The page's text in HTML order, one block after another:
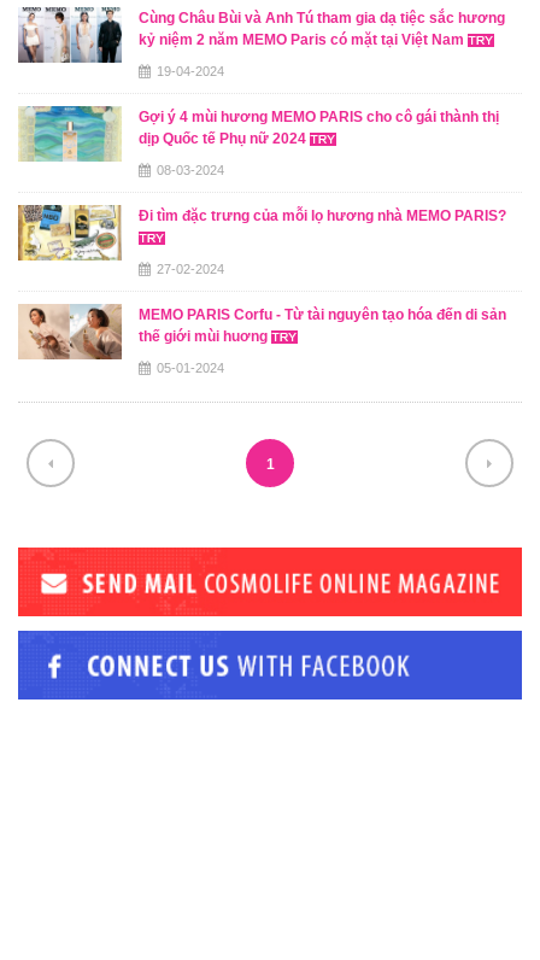
Cùng Châu Bùi và Anh Tú tham gia dạ tiệc sắc hương
kỷ niệm 2 năm MEMO Paris có mặt tại Việt Nam
19-04-2024
Gợi ý 4 mùi hương MEMO PARIS cho cô gái thành thị
dịp Quốc tế Phụ nữ 2024
08-03-2024
Đi tìm đặc trưng của mỗi lọ hương nhà MEMO PARIS?
27-02-2024
MEMO PARIS Corfu - Từ tài nguyên tạo hóa đến di sản
thế giới mùi huơng
05-01-2024
1